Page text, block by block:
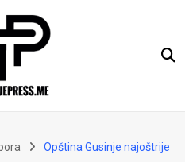
Opština Gusinje najoštrije